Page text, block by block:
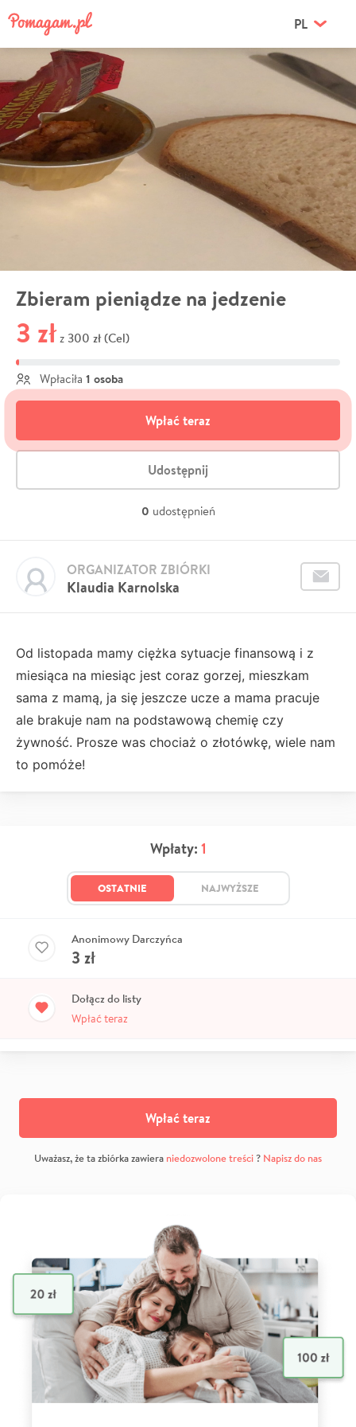
PL
Zbieram pieniądze na jedzenie
3 zł z 300 zł (Cel)
Wpłaciła 1 osoba
Wpłać teraz
Udostępnij
0 udostępnień
Klaudia Karnolska
ORGANIZATOR ZBIÓRKI
Od listopada mamy ciężka sytuacje finansową i z
miesiąca na miesiąc jest coraz gorzej, mieszkam
sama z mamą, ja się jeszcze ucze a mama pracuje
ale brakuje nam na podstawową chemię czy
żywność. Prosze was chociaż o złotówkę, wiele nam
to pomóże!
Wpłaty: 1
OSTATNIE NAJWYŻSZE
Anonimowy Darczyńca
3 zł
Dołącz do listy
Wpłać teraz
Wpłać teraz
Uważasz, że ta zbiórka zawiera niedozwolone treści? Napisz do nas